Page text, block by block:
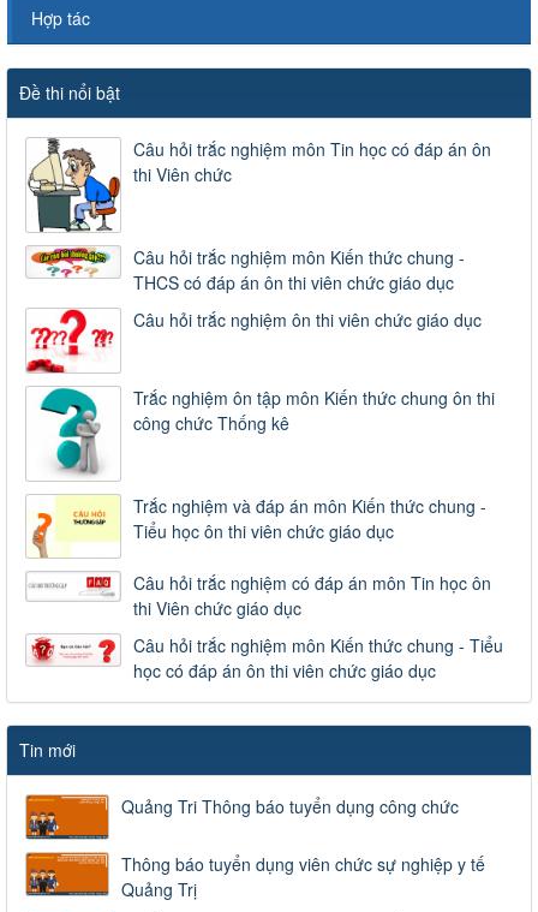
Hợp tác
Đề thi nổi bật
Câu hỏi trắc nghiệm môn Tin học có đáp án ôn
thi Viên chức
Câu hỏi trắc nghiệm môn Kiến thức chung -
THCS có đáp án ôn thi viên chức giáo dục
Câu hỏi trắc nghiệm ôn thi viên chức giáo dục
Trắc nghiệm ôn tập môn Kiến thức chung ôn thi
công chức Thống kê
Trắc nghiệm và đáp án môn Kiến thức chung -
Tiểu học ôn thi viên chức giáo dục
Câu hỏi trắc nghiệm có đáp án môn Tin học ôn
thi Viên chức giáo dục
Câu hỏi trắc nghiệm môn Kiến thức chung - Tiểu
học có đáp án ôn thi viên chức giáo dục
Tin mới
Quảng Tri Thông báo tuyển dụng công chức
Thông báo tuyển dụng viên chức sự nghiệp y tế
Quảng Trị